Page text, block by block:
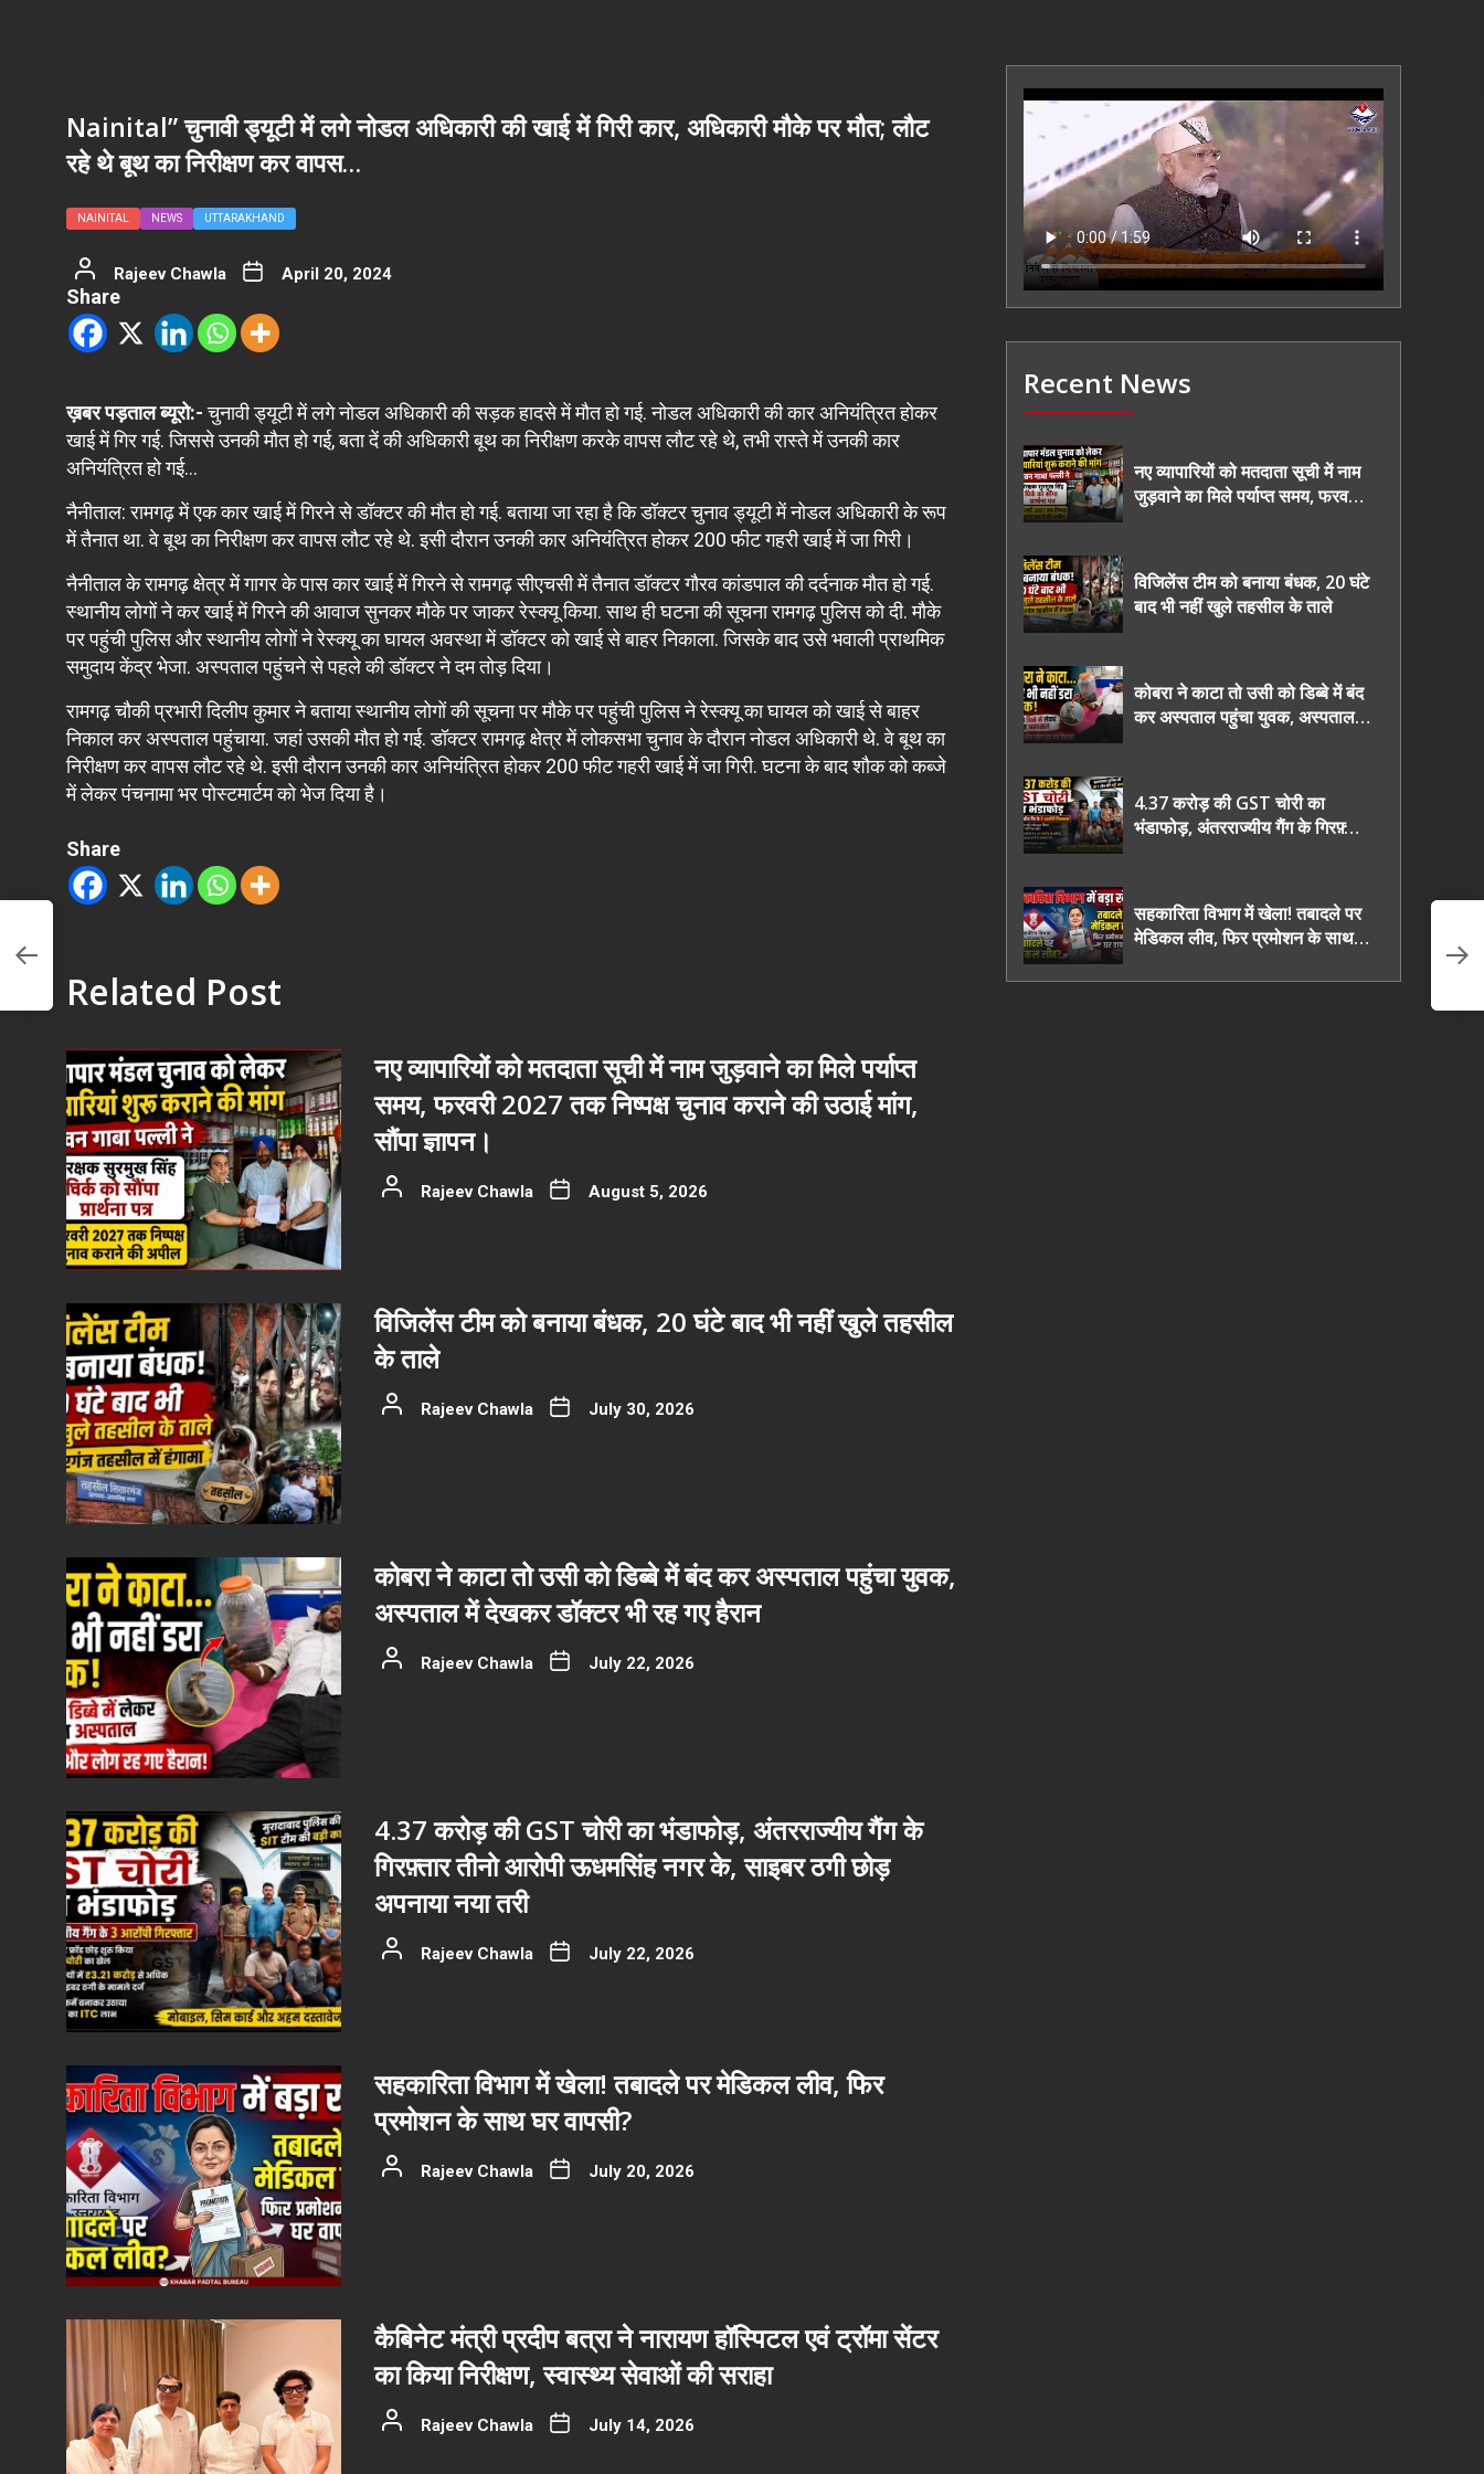
Nainital” चुनावी ड्यूटी में लगे नोडल अधिकारी की खाई में गिरी कार, अधिकारी मौके पर मौत; लौट
रहे थे बूथ का निरीक्षण कर वापस…
NAINITAL NEWS UTTARAKHAND
Rajeev Chawla April 20, 2024
Share
ख़बर पड़ताल ब्यूरो:-चुनावी ड्यूटी में लगे नोडल अधिकारी की सड़क हादसे में मौत हो गई. नोडल अधिकारी की कार अनियंत्रित होकर
खाई में गिर गई. जिससे उनकी मौत हो गई, बता दें की अधिकारी बूथ का निरीक्षण करके वापस लौट रहे थे, तभी रास्ते में उनकी कार
अनियंत्रित हो गई…
नैनीताल: रामगढ़ में एक कार खाई में गिरने से डॉक्टर की मौत हो गई. बताया जा रहा है कि डॉक्टर चुनाव ड्यूटी में नोडल अधिकारी के रूप
में तैनात था. वे बूथ का निरीक्षण कर वापस लौट रहे थे. इसी दौरान उनकी कार अनियंत्रित होकर 200 फीट गहरी खाई में जा गिरी।
नैनीताल के रामगढ़ क्षेत्र में गागर के पास कार खाई में गिरने से रामगढ़ सीएचसी में तैनात डॉक्टर गौरव कांडपाल की दर्दनाक मौत हो गई.
स्थानीय लोगों ने कर खाई में गिरने की आवाज सुनकर मौके पर जाकर रेस्क्यू किया. साथ ही घटना की सूचना रामगढ़ पुलिस को दी. मौके
पर पहुंची पुलिस और स्थानीय लोगों ने रेस्क्यू का घायल अवस्था में डॉक्टर को खाई से बाहर निकाला. जिसके बाद उसे भवाली प्राथमिक
समुदाय केंद्र भेजा. अस्पताल पहुंचने से पहले की डॉक्टर ने दम तोड़ दिया।
रामगढ़ चौकी प्रभारी दिलीप कुमार ने बताया स्थानीय लोगों की सूचना पर मौके पर पहुंची पुलिस ने रेस्क्यू का घायल को खाई से बाहर
निकाल कर अस्पताल पहुंचाया. जहां उसकी मौत हो गई. डॉक्टर रामगढ़ क्षेत्र में लोकसभा चुनाव के दौरान नोडल अधिकारी थे. वे बूथ का
निरीक्षण कर वापस लौट रहे थे. इसी दौरान उनकी कार अनियंत्रित होकर 200 फीट गहरी खाई में जा गिरी. घटना के बाद शौक को कब्जे
में लेकर पंचनामा भर पोस्टमार्टम को भेज दिया है।
Share
Related Post
नए व्यापारियों को मतदाता सूची में नाम जुड़वाने का मिले पर्याप्त
समय, फरवरी 2027 तक निष्पक्ष चुनाव कराने की उठाई मांग,
सौंपा ज्ञापन।
Rajeev Chawla August 5, 2026
विजिलेंस टीम को बनाया बंधक, 20 घंटे बाद भी नहीं खुले तहसील
के ताले
Rajeev Chawla July 30, 2026
कोबरा ने काटा तो उसी को डिब्बे में बंद कर अस्पताल पहुंचा युवक,
अस्पताल में देखकर डॉक्टर भी रह गए हैरान
Rajeev Chawla July 22, 2026
4.37 करोड़ की GST चोरी का भंडाफोड़, अंतरराज्यीय गैंग के
गिरफ़्तार तीनो आरोपी ऊधमसिंह नगर के, साइबर ठगी छोड़
अपनाया नया तरी
Rajeev Chawla July 22, 2026
सहकारिता विभाग में खेला! तबादले पर मेडिकल लीव, फिर
प्रमोशन के साथ घर वापसी?
Rajeev Chawla July 20, 2026
कैबिनेट मंत्री प्रदीप बत्रा ने नारायण हॉस्पिटल एवं ट्रॉमा सेंटर
का किया निरीक्षण, स्वास्थ्य सेवाओं की सराहा
Rajeev Chawla July 14, 2026
Recent News
नए व्यापारियों को मतदाता सूची में नाम
जुड़वाने का मिले पर्याप्त समय, फरवरी
विजिलेंस टीम को बनाया बंधक, 20 घंटे
बाद भी नहीं खुले तहसील के ताले
कोबरा ने काटा तो उसी को डिब्बे में बंद
कर अस्पताल पहुंचा युवक, अस्पताल में
4.37 करोड़ की GST चोरी का
भंडाफोड़, अंतरराज्यीय गैंग के गिरफ़्तार
सहकारिता विभाग में खेला! तबादले पर
मेडिकल लीव, फिर प्रमोशन के साथ